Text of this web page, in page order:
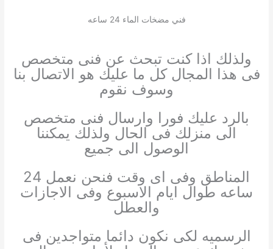
فني مضخات الماء 24 ساعه
ولذلك اذا كنت تبحث عن فنى متخصص
فى هذا المجال كل ما عليك هو الاتصال بنا
وسوف نقوم
بالرد عليك فورا وارسال فنى متخصص
الى منزلك فى الحال ولذلك يمكننا
الوصول الى جميع
المناطق وفى اى وقت فنحن نعمل 24
ساعه طوال ايام الاسبوع وفى الاجازات
والعطل
الرسميه لكى نكون دائما متواجدين فى